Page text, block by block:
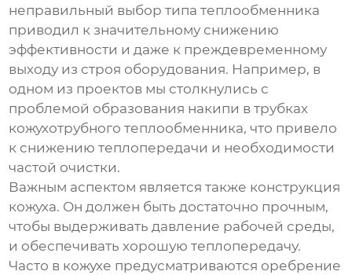
неправильный выбор типа теплообменника
приводил к значительному снижению
эффективности и даже к преждевременному
выходу из строя оборудования. Например, в
одном из проектов мы столкнулись с
проблемой образования накипи в трубках
кожухотрубного теплообменника, что привело
к снижению теплопередачи и необходимости
частой очистки.
Важным аспектом является также конструкция
кожуха. Он должен быть достаточно прочным,
чтобы выдерживать давление рабочей среды,
и обеспечивать хорошую теплопередачу.
Часто в кожухе предусматриваются оребрение